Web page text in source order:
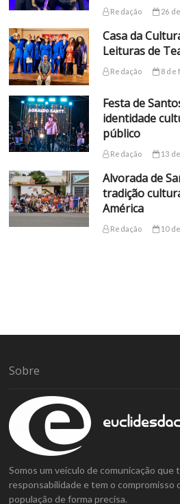
Redação 26
Casa da
Leituras de
Redação 8 de
Festa de
identidade
público
Redação 13
Alvorada de
tradição
América
Redação 10
Sobre
Somos um veículo de comunicação que
responsabilidade e tem o compromisso
população de forma precisa.